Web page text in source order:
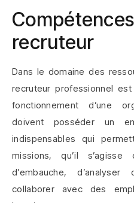
recruteur
Dans le domaine des
recruteur professionnel
fonctionnement d’une
doivent posséder un
indispensables qui
missions, qu’il
d’embauche,
collaborer avec des